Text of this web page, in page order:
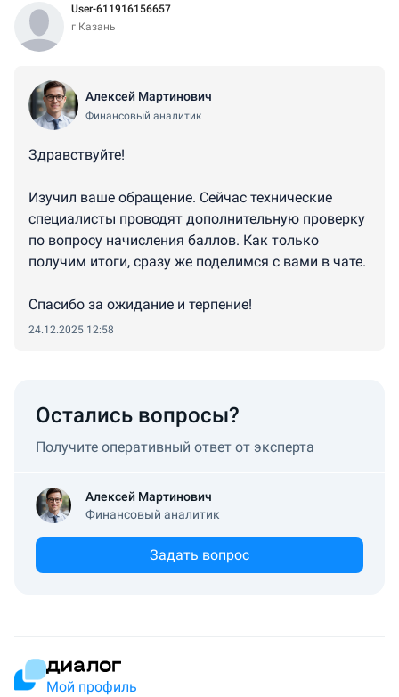
User-611916156657
г Казань
Алексей Мартинович
Финансовый аналитик
Здравствуйте!
Изучил ваше обращение. Сейчас технические
специалисты проводят дополнительную проверку
по вопросу начисления баллов. Как только
получим итоги, сразу же поделимся с вами в чате.
Спасибо за ожидание и терпение!
24.12.2025 12:58
Остались вопросы?
Получите оперативный ответ от эксперта
Алексей Мартинович
Финансовый аналитик
Задать вопрос
Мой профиль